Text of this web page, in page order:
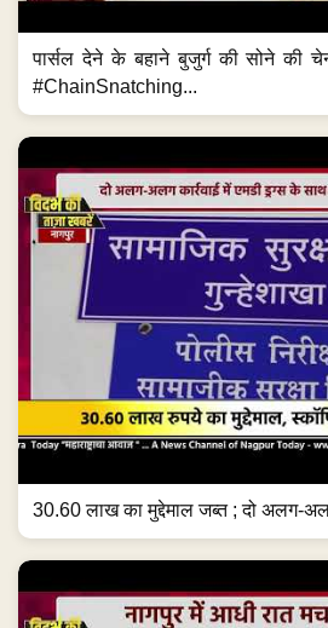
पार्सल देने के बहाने बुजुर्ग की सोने की
#ChainSnatching...
30.60 लाख का मुद्देमाल जब्त ; दो अलग-